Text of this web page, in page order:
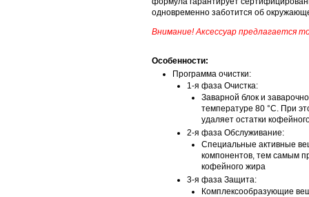
одновременно заботится об
Внимание! Аксессуар предлагается
Особенности:
Программа очистки:
1-я фаза Очистка:
Заварной блок и
температуре 80 °C. При
удаляет остатки
2-я фаза Обслуживание:
Специальные активные
компонентов, тем самым
кофейного жира
3-я фаза Защита:
Комплексообразующие